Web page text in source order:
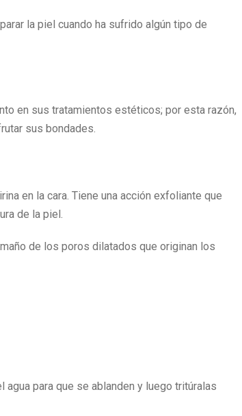
la piel cuando ha sufrido algún tipo de
en sus tratamientos estéticos; por esta razón,
sus bondades.
en la cara. Tiene una acción exfoliante que
de la piel.
de los poros dilatados que originan los
agua para que se ablanden y luego tritúralas